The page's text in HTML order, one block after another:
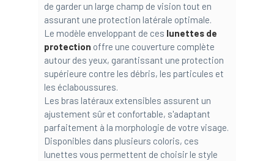
de garder un large champ de vision tout en
assurant une protection latérale optimale.
Le modèle enveloppant de ces lunettes de
protection offre une couverture complète
autour des yeux, garantissant une protection
supérieure contre les débris, les particules et
les éclaboussures.
Les bras latéraux extensibles assurent un
ajustement sûr et confortable, s'adaptant
parfaitement à la morphologie de votre visage.
Disponibles dans plusieurs coloris, ces
lunettes vous permettent de choisir le style